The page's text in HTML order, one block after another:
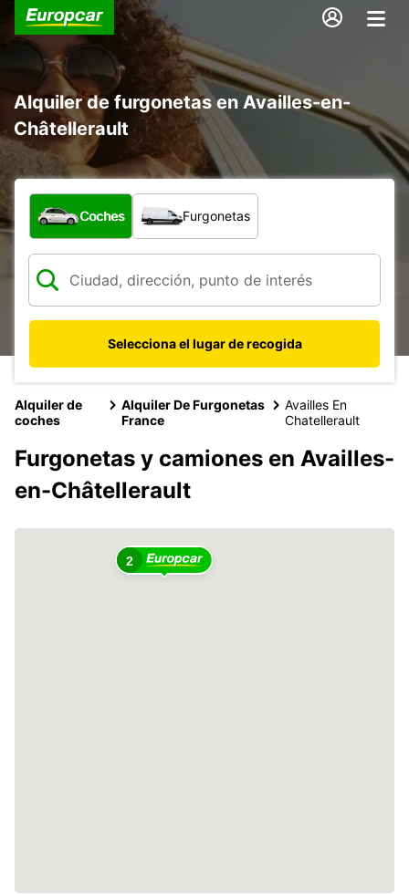
Alquiler de furgonetas en Availles-en-
Châtellerault
¿Qué tipo de vehículo?
Coches Furgonetas
Selecciona el lugar de recogida
Alquiler de
coches
Alquiler De Furgonetas
France
Availles En
Chatellerault
Furgonetas y camiones en Availles-
en-Châtellerault
2